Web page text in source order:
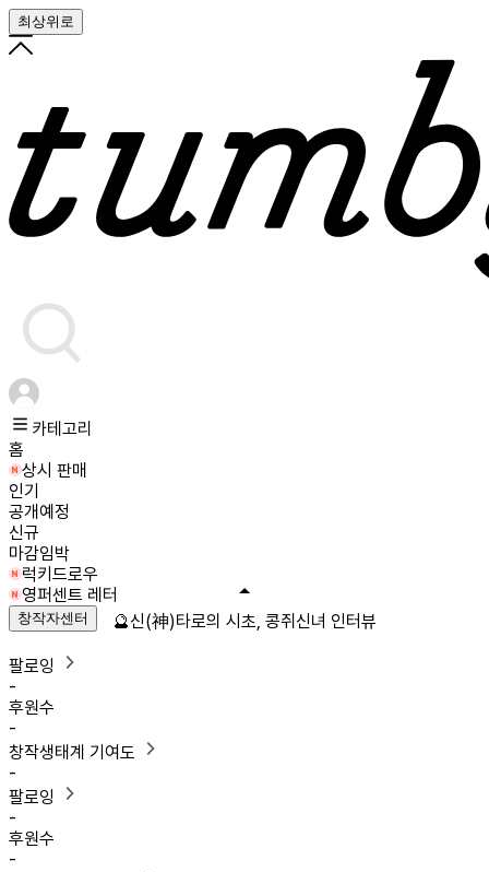
최상위로
카테고리
홈
상시 판매
인기
공개예정
신규
마감임박
럭키드로우
영퍼센트 레터
창작자센터
팔로잉
-
후원수
-
창작생태계 기여도
-
팔로잉
-
후원수
-
🔮신(神)타로의 시초, 콩쥐신녀 인터뷰